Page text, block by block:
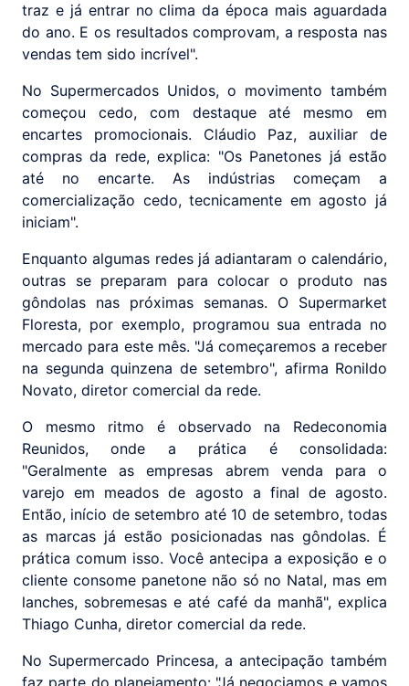
traz e já entrar no clima da época mais aguardada
do ano. E os resultados comprovam, a resposta nas
vendas tem sido incrível".
No Supermercados Unidos, o movimento também
começou cedo, com destaque até mesmo em
encartes promocionais. Cláudio Paz, auxiliar de
compras da rede, explica: "Os Panetones já estão
até no encarte. As indústrias começam a
comercialização cedo, tecnicamente em agosto já
iniciam".
Enquanto algumas redes já adiantaram o calendário,
outras se preparam para colocar o produto nas
gôndolas nas próximas semanas. O Supermarket
Floresta, por exemplo, programou sua entrada no
mercado para este mês. "Já começaremos a receber
na segunda quinzena de setembro", afirma Ronildo
Novato, diretor comercial da rede.
O mesmo ritmo é observado na Redeconomia
Reunidos, onde a prática é consolidada:
"Geralmente as empresas abrem venda para o
varejo em meados de agosto a final de agosto.
Então, início de setembro até 10 de setembro, todas
as marcas já estão posicionadas nas gôndolas. É
prática comum isso. Você antecipa a exposição e o
cliente consome panetone não só no Natal, mas em
lanches, sobremesas e até café da manhã", explica
Thiago Cunha, diretor comercial da rede.
No Supermercado Princesa, a antecipação também